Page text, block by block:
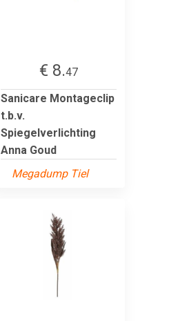
€ 8.47
Sanicare Montageclip
t.b.v.
Spiegelverlichting
Anna Goud
Megadump Tiel